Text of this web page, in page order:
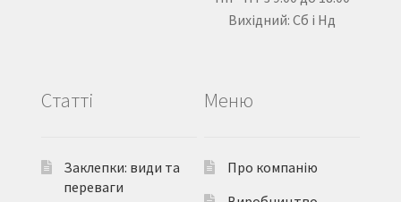
Вихідний: Сб і Нд
Статті
Заклепки: види та
переваги
Меню
Про компанію